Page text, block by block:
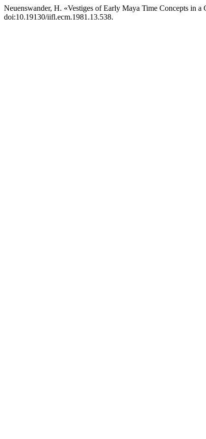
Neuenswander, H. «Vestiges of Early Maya Time Concepts in
doi:10.19130/iifl.ecm.1981.13.538.